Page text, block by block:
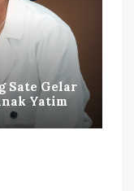
Sate Gelar
Yatim